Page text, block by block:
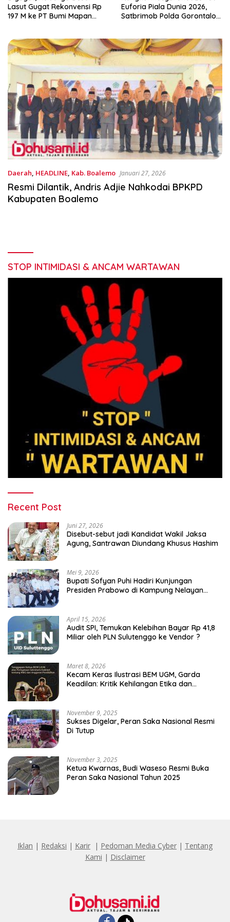
Gugat Rekonvensi Rp
M ke PT Bumi Mapan
Euforia Piala Dunia 2026,
Satbrimob Polda Gorontalo
Daerah, HEADLINE, Kab. Boalemo Januari 27, 2026
Resmi Dilantik, Andris Adjie Nahkodai BPKPD
Kabupaten Boalemo
STOP INTIMIDASI & ANCAM WARTAWAN
Recent Post
Juni 27, 2026
Disebut-sebut jadi Kandidat Wakil Jaksa
Agung, Santrawan Diundang Khusus Hashim
Mei 9, 2026
Bupati Sofyan Puhi Hadiri Kunjungan
Presiden Prabowo di Kampung Nelayan
April 15, 2026
Audit SPI, Temukan Kelebihan Bayar Rp 41,8
Miliar oleh PLN Sulutenggo ke Vendor ?
Maret 8, 2026
Kecam Keras Ilustrasi BEM UGM, Garda
Keadilan: Kritik Kehilangan Etika dan
November 9, 2025
Sukses Digelar, Peran Saka Nasional Resmi
Di Tutup
November 3, 2025
Ketua Kwarnas, Budi Waseso Resmi Buka
Peran Saka Nasional Tahun 2025
Iklan | Redaksi | Karir | Pedoman Media Cyber | Tentang
Kami | Disclaimer